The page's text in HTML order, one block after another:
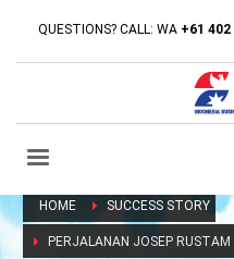
QUESTIONS? CALL: WA +61 402
HOME SUCCESS STORY
PERJALANAN JOSEP